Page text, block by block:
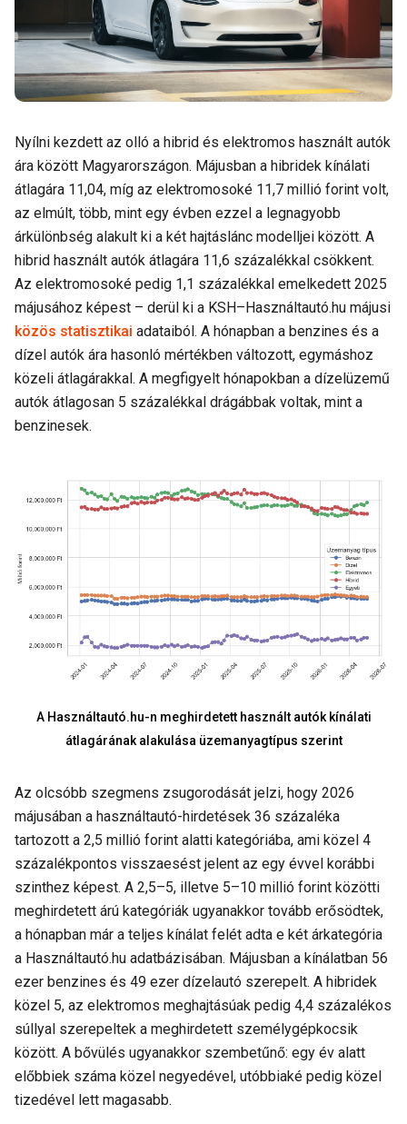
Nyílni kezdett az olló a hibrid és elektromos használt autók
ára között Magyarországon. Májusban a hibridek kínálati
átlagára 11,04, míg az elektromosoké 11,7 millió forint volt,
az elmúlt, több, mint egy évben ezzel a legnagyobb
árkülönbség alakult ki a két hajtáslánc modelljei között. A
hibrid használt autók átlagára 11,6 százalékkal csökkent.
Az elektromosoké pedig 1,1 százalékkal emelkedett 2025
májusához képest – derül ki a KSH–Használtautó.hu májusi
közös statisztikai adataiból. A hónapban a benzines és a
dízel autók ára hasonló mértékben változott, egymáshoz
közeli átlagárakkal. A megfigyelt hónapokban a dízelüzemű
autók átlagosan 5 százalékkal drágábbak voltak, mint a
benzinesek.
A Használtautó.hu-n meghirdetett használt autók kínálati
átlagárának alakulása üzemanyagtípus szerint
Az olcsóbb szegmens zsugorodását jelzi, hogy 2026
májusában a használtautó-hirdetések 36 százaléka
tartozott a 2,5 millió forint alatti kategóriába, ami közel 4
százalékpontos visszaesést jelent az egy évvel korábbi
szinthez képest. A 2,5–5, illetve 5–10 millió forint közötti
meghirdetett árú kategóriák ugyanakkor tovább erősödtek,
a hónapban már a teljes kínálat felét adta e két árkategória
a Használtautó.hu adatbázisában. Májusban a kínálatban 56
ezer benzines és 49 ezer dízelautó szerepelt. A hibridek
közel 5, az elektromos meghajtásúak pedig 4,4 százalékos
súllyal szerepeltek a meghirdetett személygépkocsik
között. A bővülés ugyanakkor szembetűnő: egy év alatt
előbbiek száma közel negyedével, utóbbiaké pedig közel
tizedével lett magasabb.